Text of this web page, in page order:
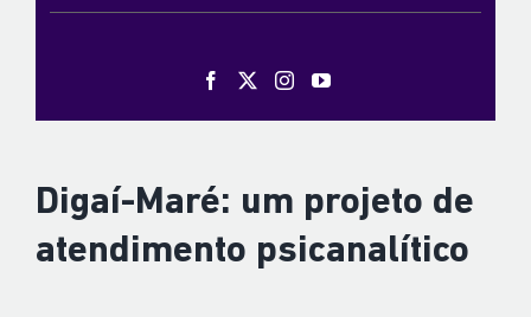
Digaí-Maré: um projeto de
atendimento psicanalítico